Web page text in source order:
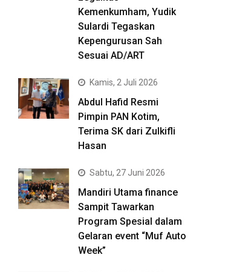
Kemenkumham, Yudik
Sulardi Tegaskan
Kepengurusan Sah
Sesuai AD/ART
Kamis, 2 Juli 2026
Abdul Hafid Resmi
Pimpin PAN Kotim,
Terima SK dari Zulkifli
Hasan
Sabtu, 27 Juni 2026
Mandiri Utama finance
Sampit Tawarkan
Program Spesial dalam
Gelaran event “Muf Auto
Week”